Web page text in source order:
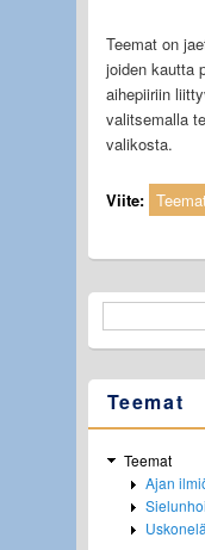
Teemat on
joiden kautta
aihepiiriin
valitsemalla
valikosta.
Viite:
Teemat
Teemat
Ajan